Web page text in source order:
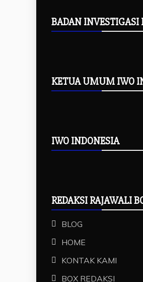
BADAN INVESTIGASI
KETUA UMUM IWO
IWO INDONESIA
REDAKSI RAJAWALI
BLOG
HOME
KONTAK KAMI
BOX REDAKSI